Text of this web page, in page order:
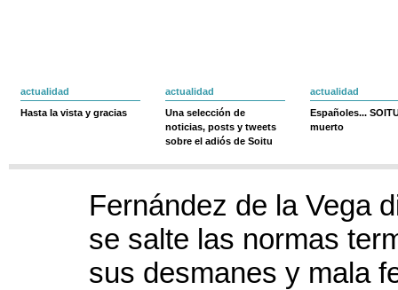
actualidad
Hasta la vista y gracias
actualidad
Una selección de
noticias, posts y tweets
sobre el adiós de Soitu
actualidad
Españoles...
muerto
Fernández de la Vega
se salte las normas
sus desmanes y mala